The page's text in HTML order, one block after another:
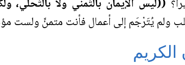
((ليس الإيمان بالتّمني ولا
ولم يُتَرْجَم إلى أعمال فأنت متمنٍّ ولست
الكريم